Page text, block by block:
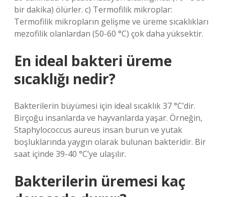
bir dakika) ölürler. c) Termofilik mikroplar:
Termofilik mikropların gelişme ve üreme sıcaklıkları
mezofilik olanlardan (50-60 °C) çok daha yüksektir.
En ideal bakteri üreme
sıcaklığı nedir?
Bakterilerin büyümesi için ideal sıcaklık 37 °C’dir.
Birçoğu insanlarda ve hayvanlarda yaşar. Örneğin,
Staphylococcus aureus insan burun ve yutak
boşluklarında yaygın olarak bulunan bakteridir. Bir
saat içinde 39-40 °C’ye ulaşılır.
Bakterilerin üremesi kaç